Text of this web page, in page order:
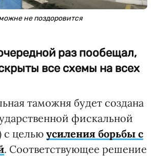
не поздоровится
раз пообещал,
все схемы на всех
таможня будет создана
фискальной
целью усиления борьбы с
. Соответствующее решение